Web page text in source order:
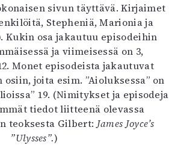
sivun täyttävä. Kirjaimet
Stepheniä, Marionia ja
Kukin osa jakautuu episodeihin
ja viimeisessä on 3,
Monet episodeista jakautuvat
joita esim. ”Aioluksessa” on
19. (Nimitykset ja episodeja
tiedot liitteenä olevassa
teoksesta Gilbert: James Joyce’s
”Ulysses”.)